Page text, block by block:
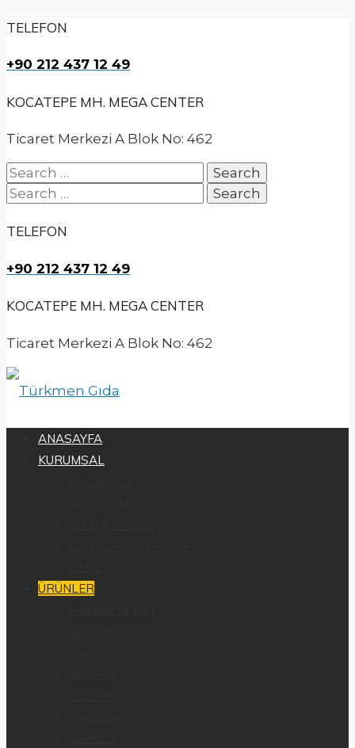
TELEFON
+90 212 437 12 49
KOCATEPE MH. MEGA CENTER
Ticaret Merkezi A Blok No: 462
Search
for:
Search
TELEFON
+90 212 437 12 49
KOCATEPE MH. MEGA CENTER
Ticaret Merkezi A Blok No: 462
ANASAYFA
KURUMSAL
ÜRÜNLER